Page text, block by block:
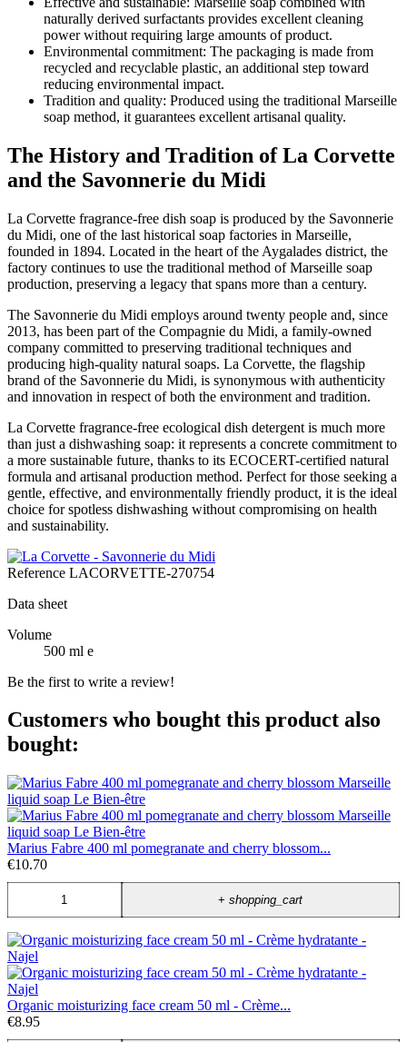
naturally derived surfactants provides excellent cleaning
power without requiring large amounts of product.
Environmental commitment: The packaging is made from
recycled and recyclable plastic, an additional step toward
reducing environmental impact.
Tradition and quality: Produced using the traditional Marseille
soap method, it guarantees excellent artisanal quality.
The History and Tradition of La Corvette
and the Savonnerie du Midi
La Corvette fragrance-free dish soap is produced by the Savonnerie
du Midi, one of the last historical soap factories in Marseille,
founded in 1894. Located in the heart of the Aygalades district, the
factory continues to use the traditional method of Marseille soap
production, preserving a legacy that spans more than a century.
The Savonnerie du Midi employs around twenty people and, since
2013, has been part of the Compagnie du Midi, a family-owned
company committed to preserving traditional techniques and
producing high-quality natural soaps. La Corvette, the flagship
brand of the Savonnerie du Midi, is synonymous with authenticity
and innovation in respect of both the environment and tradition.
La Corvette fragrance-free ecological dish detergent is much more
than just a dishwashing soap: it represents a concrete commitment to
a more sustainable future, thanks to its ECOCERT-certified natural
formula and artisanal production method. Perfect for those seeking a
gentle, effective, and environmentally friendly product, it is the ideal
choice for spotless dishwashing without compromising on health
and sustainability.
Reference LACORVETTE-270754
Data sheet
Volume
500 ml e
Be the first to write a review!
Customers who bought this product also
bought:
Marius Fabre 400 ml pomegranate and cherry blossom...
€10.70
+shopping_cart
Organic moisturizing face cream 50 ml - Crème...
€8.95